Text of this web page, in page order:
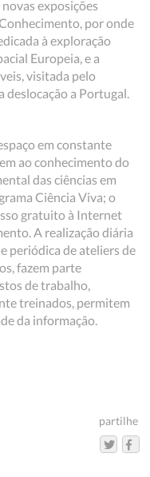
exposições
por onde
à exploração
Europeia, e a
visitada pelo
deslocação a Portugal.
em constante
ao conhecimento do
das ciências em
Ciência Viva; o
gratuito à Internet
A realização diária
periódica de ateliers de
fazem parte
de trabalho,
treinados, permitem
da informação.
partilhe